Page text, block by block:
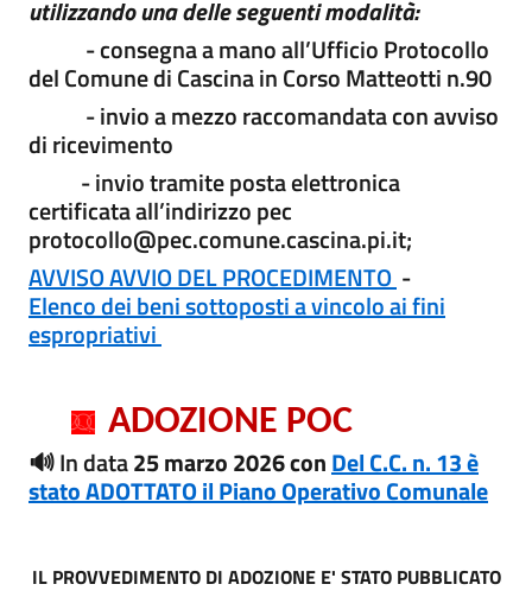
utilizzando una delle seguenti modalità:
- consegna a mano all’Ufficio Protocollo
del Comune di Cascina in Corso Matteotti n.90
- invio a mezzo raccomandata con avviso
di ricevimento
- invio tramite posta elettronica
certificata all’indirizzo pec
protocollo@pec.comune.cascina.pi.it;
AVVISO AVVIO DEL PROCEDIMENTO -
Elenco dei beni sottoposti a vincolo ai fini
espropriativi
ADOZIONE POC
🔊 In data25 marzo 2026 conDel C.C. n. 13 è
stato ADOTTATO il Piano Operativo Comunale
IL PROVVEDIMENTO DI ADOZIONE E' STATO PUBBLICATO